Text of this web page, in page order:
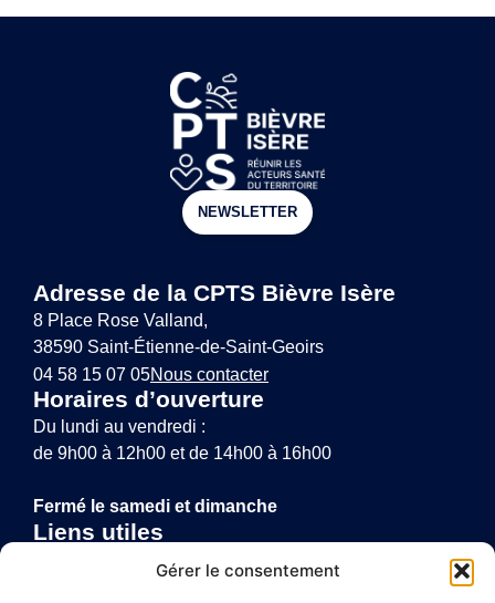
Gérer le consentement
NEWSLETTER
Adresse de la CPTS Bièvre Isère
8 Place Rose Valland,
38590 Saint-Étienne-de-Saint-Geoirs
04 58 15 07 05Nous contacter
Horaires d’ouverture
Du lundi au vendredi :
de 9h00 à 12h00 et de 14h00 à 16h00
Fermé le samedi et dimanche
Liens utiles
Annuaire de santé